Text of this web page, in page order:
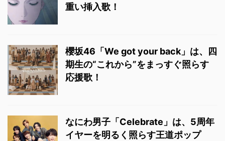
重い挿入歌！
櫻坂46「We got your back」は、四
期生の“これから”をまっすぐ照らす
応援歌！
なにわ男子「Celebrate」は、5周年
イヤーを明るく照らす王道ポップ